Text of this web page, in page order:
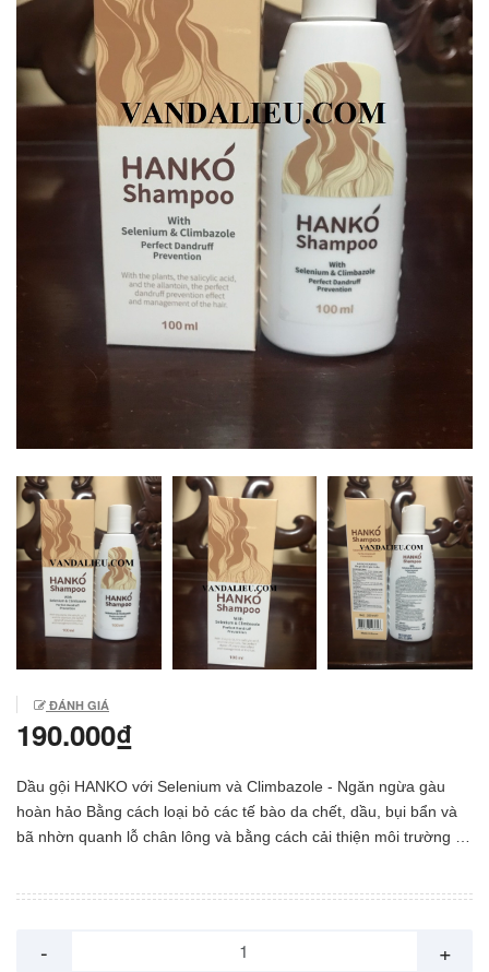
ĐÁNH GIÁ
190.000₫
Dầu gội HANKO với Selenium và Climbazole - Ngăn ngừa gàu
hoàn hảo Bằng cách loại bỏ các tế bào da chết, dầu, bụi bẩn và
bã nhờn quanh lỗ chân lông và bằng cách cải thiện môi trường da
chiết xuất dễ cây bạch chỉ Hàn Quốc giúp tăng sức sống và vẻ
- +